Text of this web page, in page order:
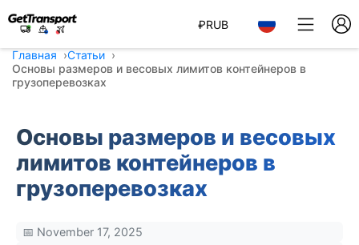
₽RUB
Главная
Статьи
Основы размеров и весовых лимитов контейнеров в
грузоперевозках
Основы размеров и весовых
лимитов контейнеров в
грузоперевозках
📅 November 17, 2025